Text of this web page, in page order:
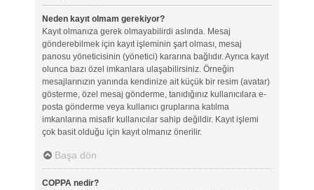
Neden kayıt olmam gerekiyor?
Kayıt olmanıza gerek olmayabilirdi aslında. Mesaj
gönderebilmek için kayıt işleminin şart olması, mesaj
panosu yöneticisinin (yönetici) kararına bağlıdır. Ayrıca kayıt
olunca bazı özel imkanlara ulaşabilirsiniz. Örneğin
mesajlarınızın yanında kendinize ait küçük bir resim (avatar)
gösterme, özel mesaj gönderme, tanıdığınız kullanıcılara e-
posta gönderme veya kullanıcı gruplarına katılma
imkanlarına misafir kullanıcılar sahip değildir. Kayıt işlemi
çok basit olduğu için kayıt olmanız önerilir.
Başa dön
COPPA nedir?